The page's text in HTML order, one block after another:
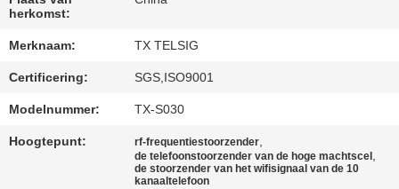
BLOGGEN
VERZOEK
herkomst:
Merknaam: TX TELSIG
Certificering: SGS,ISO9001
Modelnummer: TX-S030
Hoogtepunt: rf-frequentiestoorzender,
de telefoonstoorzender van de hoge machtscel ,
de stoorzender van het wifisignaal van de 10
kanaaltelefoon